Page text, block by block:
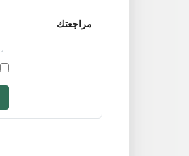
مراجعتك